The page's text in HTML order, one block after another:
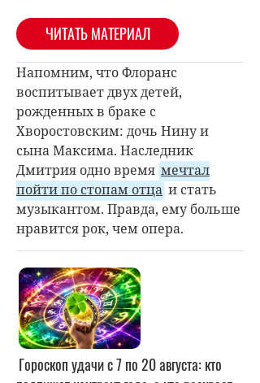
ЧИТАТЬ МАТЕРИАЛ
Напомним, что Флоранс
воспитывает двух детей,
рожденных в браке с
Хворостовским: дочь Нину и
сына Максима. Наследник
Дмитрия одно время мечтал
пойти по стопам отца и стать
музыкантом. Правда, ему больше
нравится рок, чем опера.